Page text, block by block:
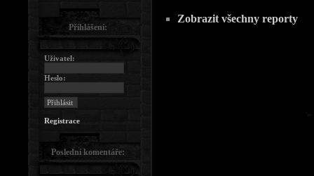
Zobrazit všechny reporty
Přihlášení:
Uživatel:
Heslo:
Registrace
Poslední komentáře: